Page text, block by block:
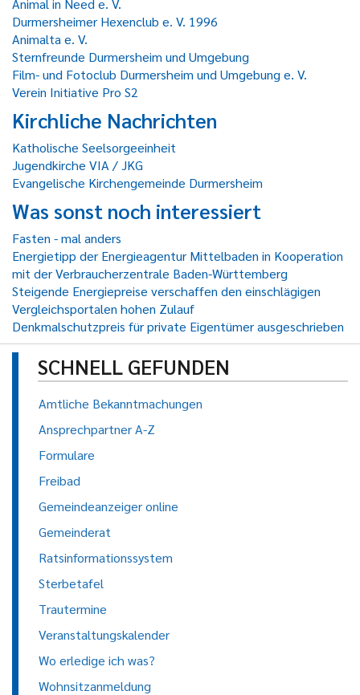
Animal in Need e. V.
Durmersheimer Hexenclub e. V. 1996
Animalta e. V.
Sternfreunde Durmersheim und Umgebung
Film- und Fotoclub Durmersheim und Umgebung e. V.
Verein Initiative Pro S2
Kirchliche Nachrichten
Katholische Seelsorgeeinheit
Jugendkirche VIA / JKG
Evangelische Kirchengemeinde Durmersheim
Was sonst noch interessiert
Fasten - mal anders
Energietipp der Energieagentur Mittelbaden in Kooperation
mit der Verbraucherzentrale Baden-Württemberg
Steigende Energiepreise verschaffen den einschlägigen
Vergleichsportalen hohen Zulauf
Denkmalschutzpreis für private Eigentümer ausgeschrieben
SCHNELL GEFUNDEN
Amtliche Bekanntmachungen
Ansprechpartner A-Z
Formulare
Freibad
Gemeindeanzeiger online
Gemeinderat
Ratsinformationssystem
Sterbetafel
Trautermine
Veranstaltungskalender
Wo erledige ich was?
Wohnsitzanmeldung